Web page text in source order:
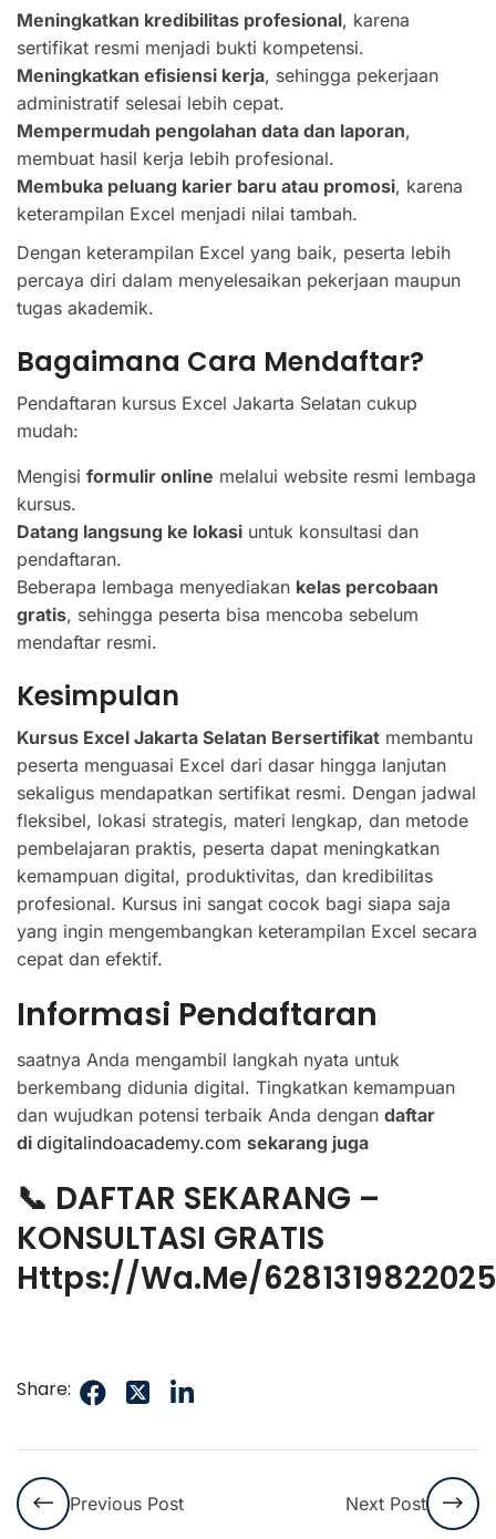
Meningkatkan kredibilitas profesional, karena
sertifikat resmi menjadi bukti kompetensi.
Meningkatkan efisiensi kerja, sehingga pekerjaan
administratif selesai lebih cepat.
Mempermudah pengolahan data dan laporan,
membuat hasil kerja lebih profesional.
Membuka peluang karier baru atau promosi, karena
keterampilan Excel menjadi nilai tambah.
Dengan keterampilan Excel yang baik, peserta lebih
percaya diri dalam menyelesaikan pekerjaan maupun
tugas akademik.
Bagaimana Cara Mendaftar?
Pendaftaran kursus Excel Jakarta Selatan cukup
mudah:
Mengisi formulir online melalui website resmi lembaga
kursus.
Datang langsung ke lokasi untuk konsultasi dan
pendaftaran.
Beberapa lembaga menyediakan kelas percobaan
gratis, sehingga peserta bisa mencoba sebelum
mendaftar resmi.
Kesimpulan
Kursus Excel Jakarta Selatan Bersertifikat membantu
peserta menguasai Excel dari dasar hingga lanjutan
sekaligus mendapatkan sertifikat resmi. Dengan jadwal
fleksibel, lokasi strategis, materi lengkap, dan metode
pembelajaran praktis, peserta dapat meningkatkan
kemampuan digital, produktivitas, dan kredibilitas
profesional. Kursus ini sangat cocok bagi siapa saja
yang ingin mengembangkan keterampilan Excel secara
cepat dan efektif.
Informasi Pendaftaran
saatnya Anda mengambil langkah nyata untuk
berkembang didunia digital. Tingkatkan kemampuan
dan wujudkan potensi terbaik Anda dengan daftar
di digitalindoacademy.com sekarang juga
📞 DAFTAR SEKARANG –
KONSULTASI GRATIS
Https://wa.me/6281319822025
Share:
Previous Post Next Post